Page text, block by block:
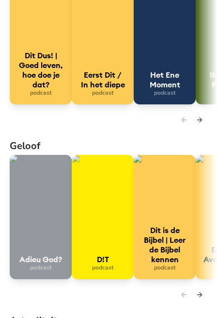
podcast
Dit Dus! |
Goed leven,
hoe doe je
dat?
podcast
Eerst Dit /
In het diepe
podcast
Het Ene
Moment
Geloof
podcast
Adieu God?
Adieu God?
podcast
D!T
D!T
podcast
Dit is de
Bijbel | Leer
de Bijbel
kennen
Dit is de Bijbel | LeerEerst